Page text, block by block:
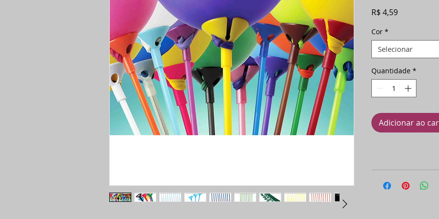
R$ 4,59Preço
Cor *
Selecionar
Quantidade *
Adicionar ao